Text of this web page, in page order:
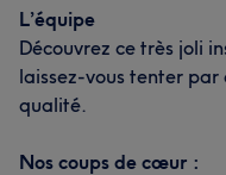
L'avis de nos clients
Méticuleux/euse
Perfectionniste
Expérimenté/e 16
Qualifié/e 7
L’équipe
Découvrez ce très joli
laissez-vous tenter par
qualité.
Nos coups de cœur :